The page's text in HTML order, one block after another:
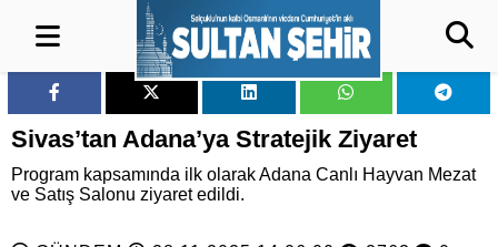
Sivas’tan Adana’ya Stratejik Ziyaret
Program kapsamında ilk olarak Adana Canlı Hayvan Mezat
ve Satış Salonu ziyaret edildi.